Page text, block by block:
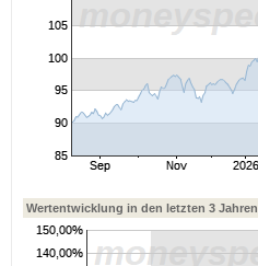
Wertentwicklung in den letzten 3 Jahren